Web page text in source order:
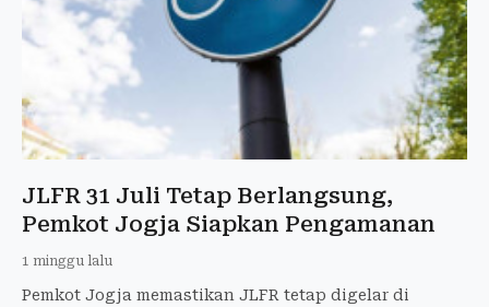
JLFR 31 Juli Tetap Berlangsung,
Pemkot Jogja Siapkan Pengamanan
1 minggu lalu
Pemkot Jogja memastikan JLFR tetap digelar di